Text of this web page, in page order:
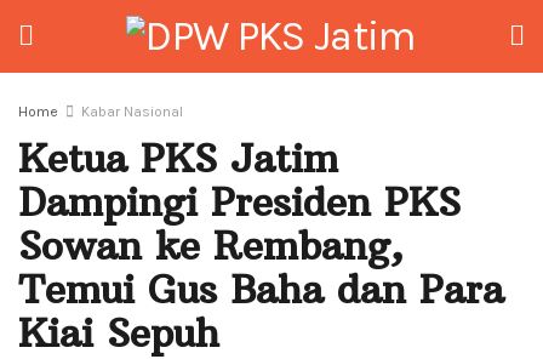
Home Kabar Nasional
Ketua PKS Jatim
Dampingi Presiden PKS
Sowan ke Rembang,
Temui Gus Baha dan Para
Kiai Sepuh